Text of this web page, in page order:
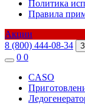
Политика
Правила
Акции
8 (800) 444-08-34
0 0
CASO